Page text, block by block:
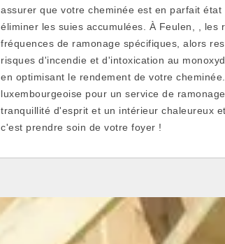
assurer que votre cheminée est en parfait
éliminer les suies accumulées. À Feulen, , les
fréquences de ramonage spécifiques, alors
risques d'incendie et d'intoxication au
en optimisant le rendement de votre
luxembourgeoise pour un service de
tranquillité d'esprit et un intérieur chaleureux
c'est prendre soin de votre foyer !